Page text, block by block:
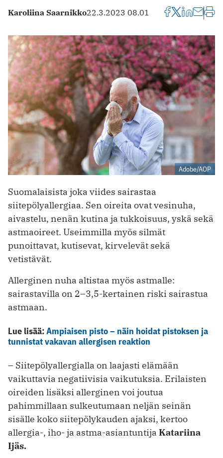
Karoliina Saarnikko22.3.2023 08.01
Adobe/AOP
Suomalaisista joka viides sairastaa
siitepölyallergiaa. Sen oireita ovat vesinuha,
aivastelu, nenän kutina ja tukkoisuus, yskä sekä
astmaoireet. Useimmilla myös silmät
punoittavat, kutisevat, kirvelevät sekä
vetistävät.
Allerginen nuha altistaa myös astmalle:
sairastavilla on 2–3,5-kertainen riski sairastua
astmaan.
Lue lisää:Ampiaisen pisto – näin hoidat pistoksen ja
tunnistat vakavan allergisen reaktion
– Siitepölyallergialla on laajasti elämään
vaikuttavia negatiivisia vaikutuksia. Erilaisten
oireiden lisäksi allerginen voi joutua
pahimmillaan sulkeutumaan neljän seinän
sisälle koko siitepölykauden ajaksi, kertoo
allergia-, iho- ja astma-asiantuntija Katariina
Ijäs.